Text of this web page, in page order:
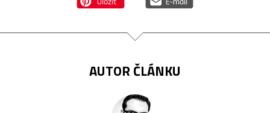
AUTOR ČLÁNKU